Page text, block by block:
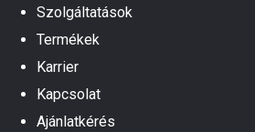
Szolgáltatások
Termékek
Karrier
Kapcsolat
Ajánlatkérés